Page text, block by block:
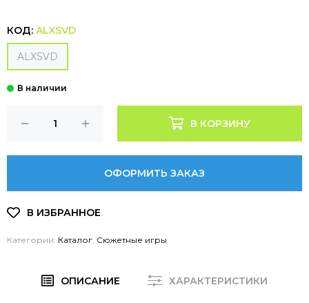
КОД: ALXSVD
ALXSVD
В КОРЗИНУ
ОФОРМИТЬ ЗАКАЗ
Категории: Каталог Сюжетные игры
ОПИСАНИЕ ХАРАКТЕРИСТИКИ